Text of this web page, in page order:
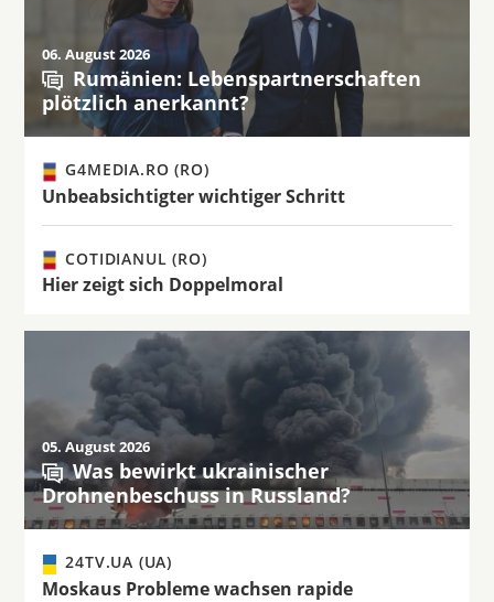
06. August 2026
Rumänien: Lebenspartnerschaften
plötzlich anerkannt?
G4MEDIA.RO (RO)
Unbeabsichtigter wichtiger Schritt
COTIDIANUL (RO)
Hier zeigt sich Doppelmoral
05. August 2026
Was bewirkt ukrainischer
Drohnenbeschuss in Russland?
24TV.UA (UA)
Moskaus Probleme wachsen rapide